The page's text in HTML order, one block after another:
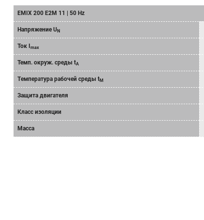
EMIX 200 E2M 11 | 50 Hz
Напряжение UN
Ток Imax
Темп. окруж. среды tA
Tемпературa рабочeй среды tM
Защита двигателя
Класс изоляции
Масса